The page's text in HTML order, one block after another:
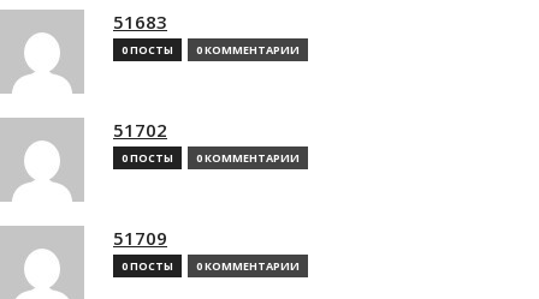
51683
0 ПОСТЫ 0 КОММЕНТАРИИ
51702
0 ПОСТЫ 0 КОММЕНТАРИИ
51709
0 ПОСТЫ 0 КОММЕНТАРИИ